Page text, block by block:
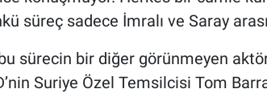
süreç sadece İmralı ve Saray
sürecin bir diğer görünmeyen
Suriye Özel Temsilcisi Tom